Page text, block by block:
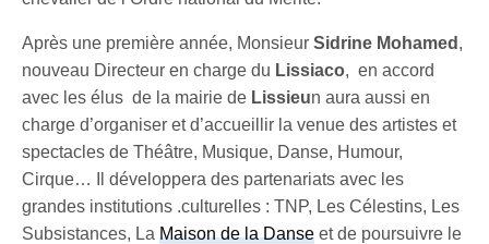
Après une première année, MonsieurSidrine Mohamed ,
nouveau Directeur en charge du Lissiaco, en accord
avec les élus de la mairie de Lissieun aura aussi en
charge d’organiser et d’accueillir la venue des artistes et
spectacles de Théâtre, Musique, Danse, Humour,
Cirque… Il développera des partenariats avec les
grandes institutions .culturelles : TNP, Les Célestins, Les
Subsistances, LaMaison de la Danse et de poursuivre le